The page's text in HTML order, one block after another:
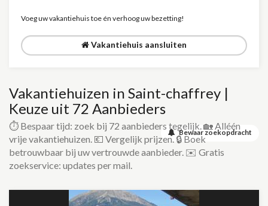
Voeg uw vakantiehuis toe én verhoog uw bezetting!
Vakantiehuis aansluiten
Bewaar zoekopdracht
Vakantiehuizen in Saint-chaffrey |
Keuze uit 72 Aanbieders
⏱️ Bespaar tijd: zoek bij 72 aanbieders tegelijk. 🏡 Alléén
vrije vakantiehuizen. 💶 Vergelijk prijzen. 🔒 Boek
betrouwbaar bij uw vertrouwde aanbieder. ✉️ Gratis
zoekservice: updates per mail.